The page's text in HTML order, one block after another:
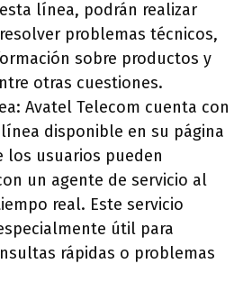
línea, podrán realizar
problemas técnicos,
sobre productos y
otras cuestiones.
Avatel Telecom cuenta con
disponible en su página
los usuarios pueden
un agente de servicio al
real. Este servicio
útil para
rápidas o problemas